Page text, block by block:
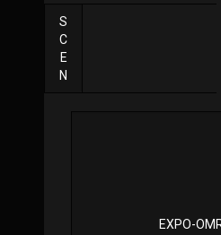
S
C
E
N
EXPO-